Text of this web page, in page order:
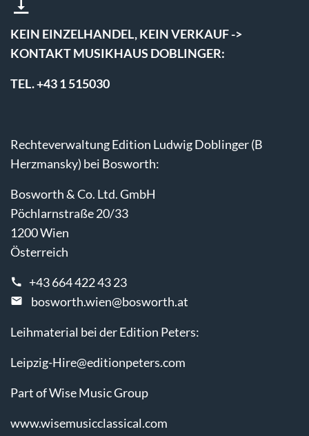
KEIN EINZELHANDEL, KEIN VERKAUF ->
KONTAKT MUSIKHAUS DOBLINGER:
TEL. +43 1 515030
Rechteverwaltung Edition Ludwig Doblinger (B
Herzmansky) bei Bosworth:
Bosworth & Co. Ltd. GmbH
Pöchlarnstraße 20/33
1200 Wien
Österreich
+43 664 422 43 23
bosworth.wien@bosworth.at
Leihmaterial bei der Edition Peters:
Leipzig-Hire@editionpeters.com
Part of Wise Music Group
www.wisemusicclassical.com